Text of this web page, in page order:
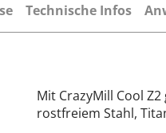
Technische Infos
Mit CrazyMill Cool
rostfreiem Stahl,